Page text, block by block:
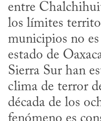
entre
los límites
municipios no
estado de
Sierra Sur han
clima de terror
década de los